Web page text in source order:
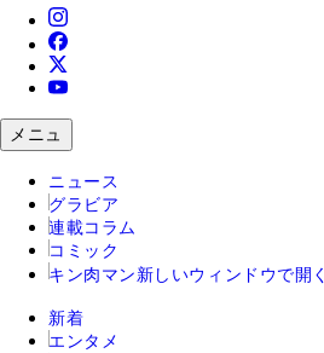
メニュ
ニュース
グラビア
連載コラム
コミック
キン肉マン 新しいウィンドウで開く
新着
エンタメ